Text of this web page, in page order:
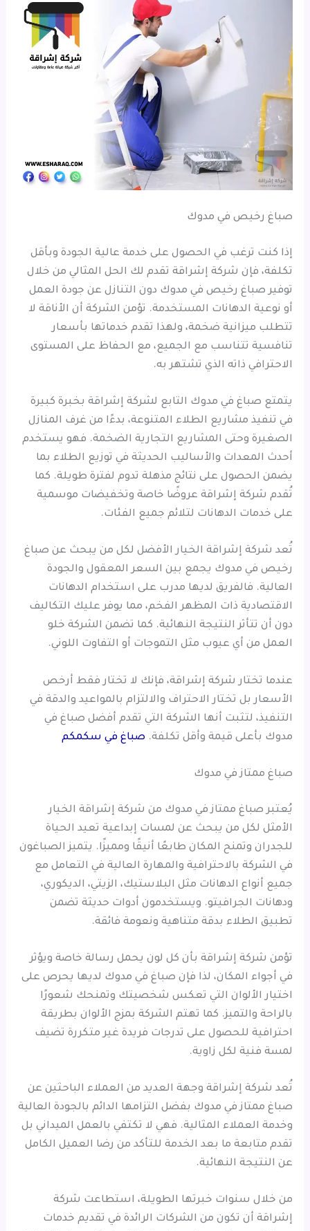
صباغ رخيص في مدوك
إذا كنت ترغب في الحصول على خدمة عالية الجودة وبأقل
تكلفة، فإن شركة إشراقة تقدم لك الحل المثالي من خلال
توفير صباغ رخيص في مدوك دون التنازل عن جودة العمل
أو نوعية الدهانات المستخدمة. تؤمن الشركة أن الأناقة لا
تتطلب ميزانية ضخمة، ولهذا تقدم خدماتها بأسعار
تنافسية تتناسب مع الجميع، مع الحفاظ على المستوى
الاحترافي ذاته الذي تشتهر به.
يتمتع صباغ في مدوك التابع لشركة إشراقة بخبرة كبيرة
في تنفيذ مشاريع الطلاء المتنوعة، بدءًا من غرف المنازل
الصغيرة وحتى المشاريع التجارية الضخمة. فهو يستخدم
أحدث المعدات والأساليب الحديثة في توزيع الطلاء بما
يضمن الحصول على نتائج مذهلة تدوم لفترة طويلة. كما
تُقدم شركة إشراقة عروضًا خاصة وتخفيضات موسمية
على خدمات الدهانات لتلائم جميع الفئات.
تُعد شركة إشراقة الخيار الأفضل لكل من يبحث عن صباغ
رخيص في مدوك يجمع بين السعر المعقول والجودة
العالية. فالفريق لديها مدرب على استخدام الدهانات
الاقتصادية ذات المظهر الفخم، مما يوفر عليك التكاليف
دون أن تتأثر النتيجة النهائية. كما تضمن الشركة خلو
العمل من أي عيوب مثل التموجات أو التفاوت اللوني.
عندما تختار شركة إشراقة، فإنك لا تختار فقط أرخص
الأسعار بل تختار الاحتراف والالتزام بالمواعيد والدقة في
التنفيذ، لتثبت أنها الشركة التي تقدم أفضل صباغ في
مدوك بأعلى قيمة وأقل تكلفة. صباغ في سكمكم
صباغ ممتاز في مدوك
يُعتبر صباغ ممتاز في مدوك من شركة إشراقة الخيار
الأمثل لكل من يبحث عن لمسات إبداعية تعيد الحياة
للجدران وتمنح المكان طابعًا أنيقًا ومميزًا. يتميز الصباغون
في الشركة بالاحترافية والمهارة العالية في التعامل مع
جميع أنواع الدهانات مثل البلاستيك، الزيتي، الديكوري،
ودهانات الجرافيتو. ويستخدمون أدوات حديثة تضمن
تطبيق الطلاء بدقة متناهية ونعومة فائقة.
تؤمن شركة إشراقة بأن كل لون يحمل رسالة خاصة ويؤثر
في أجواء المكان، لذا فإن صباغ في مدوك لديها يحرص على
اختيار الألوان التي تعكس شخصيتك وتمنحك شعورًا
بالراحة والتميز. كما تهتم الشركة بمزج الألوان بطريقة
احترافية للحصول على تدرجات فريدة غير متكررة تضيف
لمسة فنية لكل زاوية.
تُعد شركة إشراقة وجهة العديد من العملاء الباحثين عن
صباغ ممتاز في مدوك بفضل التزامها الدائم بالجودة العالية
وخدمة العملاء المثالية. فهي لا تكتفي بالعمل الميداني بل
تقدم متابعة ما بعد الخدمة للتأكد من رضا العميل الكامل
عن النتيجة النهائية.
من خلال سنوات خبرتها الطويلة، استطاعت شركة
إشراقة أن تكون من الشركات الرائدة في تقديم خدمات